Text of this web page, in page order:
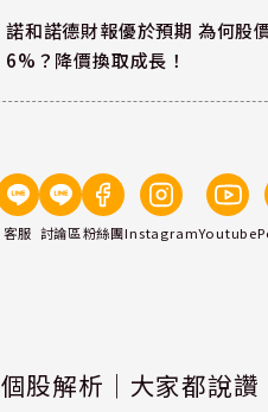
諾和諾德財報優於預期 為何股
6%？降價換取成長！
客服 討論區粉絲團InstagramYoutube
股解析｜大家都說讚